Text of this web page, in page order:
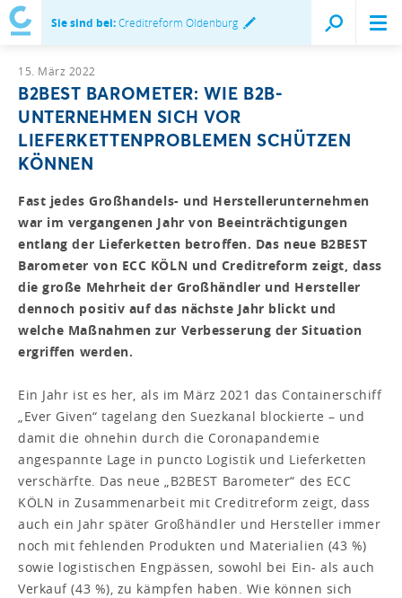
Sie sind bei:Creditreform Oldenburg
15. März 2022
B2BEST BAROMETER: WIE B2B-
UNTERNEHMEN SICH VOR
LIEFERKETTENPROBLEMEN SCHÜTZEN
KÖNNEN
Fast jedes Großhandels- und Herstellerunternehmen
war im vergangenen Jahr von Beeinträchtigungen
entlang der Lieferketten betroffen. Das neue B2BEST
Barometer von ECC KÖLN und Creditreform zeigt, dass
die große Mehrheit der Großhändler und Hersteller
dennoch positiv auf das nächste Jahr blickt und
welche Maßnahmen zur Verbesserung der Situation
ergriffen werden.
Ein Jahr ist es her, als im März 2021 das Containerschiff
„Ever Given“ tagelang den Suezkanal blockierte – und
damit die ohnehin durch die Coronapandemie
angespannte Lage in puncto Logistik und Lieferketten
verschärfte. Das neue „B2BEST Barometer“ des ECC
KÖLN in Zusammenarbeit mit Creditreform zeigt, dass
auch ein Jahr später Großhändler und Hersteller immer
noch mit fehlenden Produkten und Materialien (43 %)
sowie logistischen Engpässen, sowohl bei Ein- als auch
Verkauf (43 %), zu kämpfen haben. Wie können sich